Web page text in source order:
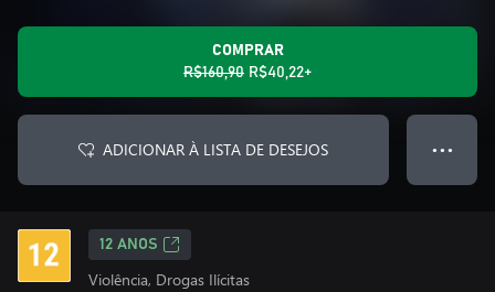
COMPRAR
R$160,90 R$40,22+
ADICIONAR À LISTA DE DESEJOS ● ● ●
12 ANOS
Violência, Drogas Ilícitas